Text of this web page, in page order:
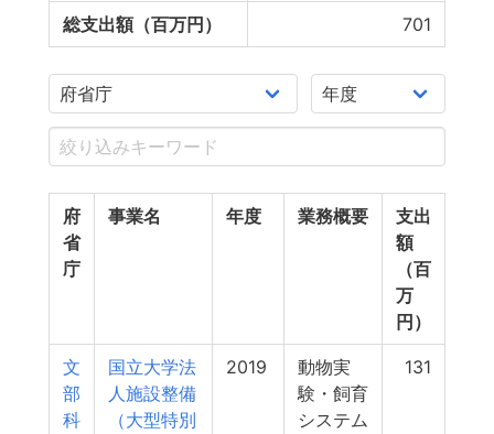
総支出額（百万円） 701
府
省
庁
事業名 年度 業務概要
支出
額
（百
万
円）
文
部
科
国立大学法
人施設整備
（大型特別
2019
動物実
験・飼育
システム
131